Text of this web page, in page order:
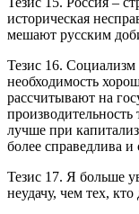
историческая
мешают русским
Тезис 16. Социализм
необходимость
рассчитывают на
лучше при
более справедлива
Тезис 17. Я больше
неудачу, чем тех,